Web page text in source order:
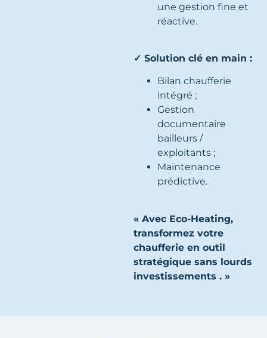
une gestion fine et
réactive.
✓ Solution clé en main :
Bilan chaufferie
intégré ;
Gestion
documentaire
bailleurs /
exploitants ;
Maintenance
prédictive.
« Avec Eco-Heating,
transformez votre
chaufferie en outil
stratégique sans lourds
investissements . »